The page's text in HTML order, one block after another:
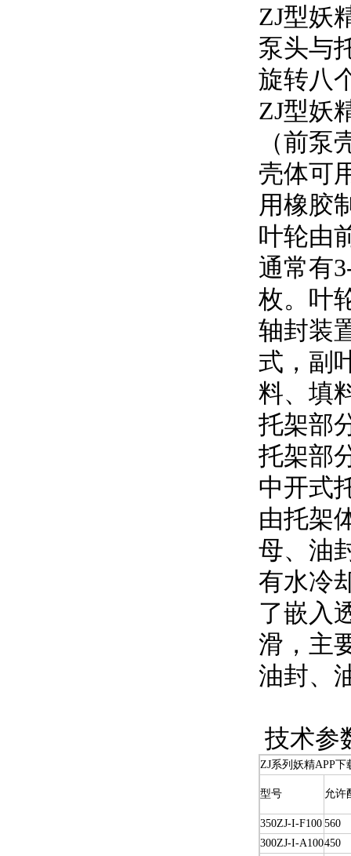
ZJ型妖
泵头与
旋转八
ZJ型妖
（前泵
壳体可用
用橡胶制
叶轮由前
通常有
枚
轴封装
式，
料、
托架
托架部
中开式
由托架体
母
有水冷
了嵌入
滑，主
油封
技术参
ZJ系列妖精APP
型号 允许
350ZJ-I-F100 560
300ZJ-I-A100450